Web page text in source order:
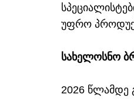
უფრო
სახელოსნო
2026 წლამდე